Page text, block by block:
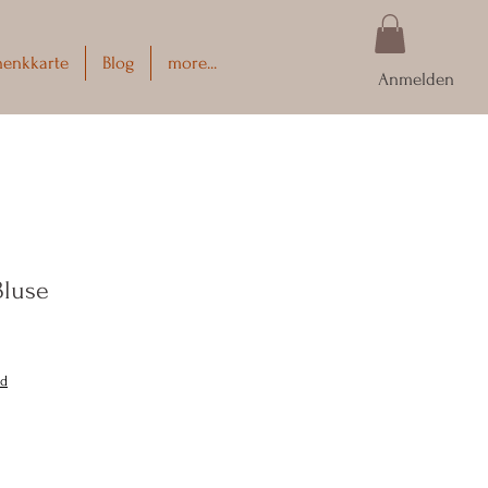
Blog
more...
Anmelden